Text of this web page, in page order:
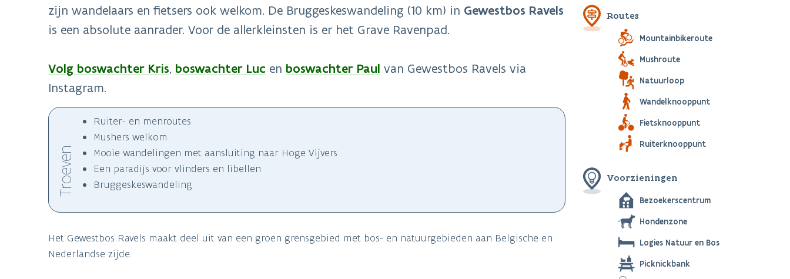
zijn wandelaars en fietsers ook welkom. De Bruggeskeswandeling (10 km) in Gewestbos Ravels
is een absolute aanrader. Voor de allerkleinsten is er het Grave Ravenpad.
Volg boswachter Kris, boswachter Luc en boswachter Paul van Gewestbos Ravels via
Instagram.
Troeven
Ruiter- en menroutes
Mushers welkom
Mooie wandelingen met aansluiting naar Hoge Vijvers
Een paradijs voor vlinders en libellen
Bruggeskeswandeling
Het Gewestbos Ravels maakt deel uit van een groen grensgebied met bos- en natuurgebieden aan Belgische en
Nederlandse zijde.
Routes
Mountainbikeroute
Mushroute
Natuurloop
Wandelknooppunt
Fietsknooppunt
Ruiterknooppunt
Voorzieningen
Bezoekerscentrum
Hondenzone
Logies Natuur en Bos
Picknickbank